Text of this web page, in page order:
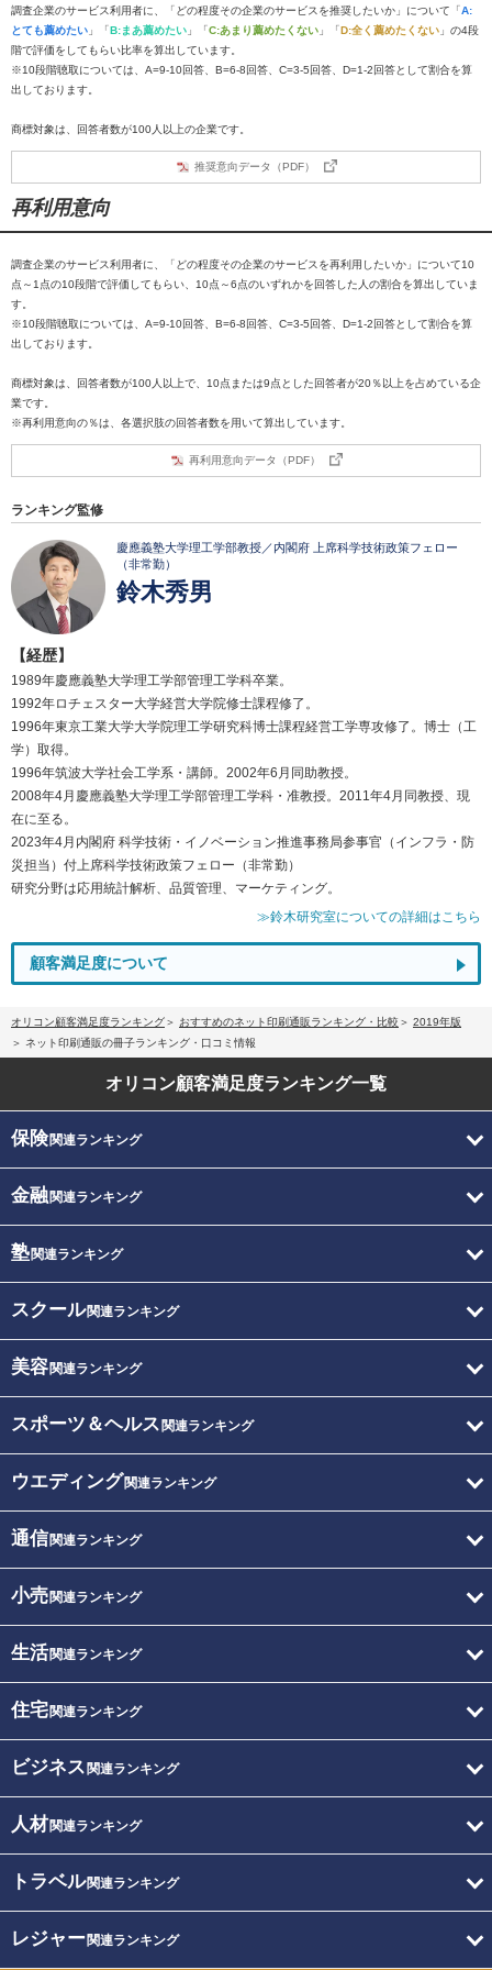
調査企業のサービス利用者に、「どの程度その企業のサービスを推奨したいか」について「A:
とても薦めたい 」「B:まあ薦めたい 」「C:あまり薦めたくない 」「D:全く薦めたくない 」の4段
階で評価をしてもらい比率を算出しています。
※10段階聴取については、A=9-10回答、B=6-8回答、C=3-5回答、D=1-2回答として割合を算
出しております。
商標対象は、回答者数が100人以上の企業です。
推奨意向データ（PDF）
再利用意向
調査企業のサービス利用者に、「どの程度その企業のサービスを再利用したいか」について10
点～1点の10段階で評価してもらい、10点～6点のいずれかを回答した人の割合を算出していま
す。
※10段階聴取については、A=9-10回答、B=6-8回答、C=3-5回答、D=1-2回答として割合を算
出しております。
商標対象は、回答者数が100人以上で、10点または9点とした回答者が20％以上を占めている企
業です。
※再利用意向の％は、各選択肢の回答者数を用いて算出しています。
再利用意向データ（PDF）
ランキング監修
慶應義塾大学理工学部教授／内閣府 上席科学技術政策フェロー
（非常勤）
鈴木秀男
【経歴】
1989年慶應義塾大学理工学部管理工学科卒業。
1992年ロチェスター大学経営大学院修士課程修了。
1996年東京工業大学大学院理工学研究科博士課程経営工学専攻修了。博士（工
学）取得。
1996年筑波大学社会工学系・講師。2002年6月同助教授。
2008年4月慶應義塾大学理工学部管理工学科・准教授。2011年4月同教授、現
在に至る。
2023年4月内閣府 科学技術・イノベーション推進事務局参事官（インフラ・防
災担当）付上席科学技術政策フェロー（非常勤）
研究分野は応用統計解析、品質管理、マーケティング。
≫鈴木研究室についての詳細はこちら
顧客満足度について
オリコン顧客満足度ランキング おすすめのネット印刷通販ランキング・比較
2019年版
ネット印刷通販の冊子ランキング・口コミ情報
オリコン顧客満足度ランキング一覧
保険関連ランキング
金融関連ランキング
塾関連ランキング
スクール関連ランキング
美容関連ランキング
スポーツ＆ヘルス 関連ランキング
ウエディング関連ランキング
通信関連ランキング
小売関連ランキング
生活関連ランキング
住宅関連ランキング
ビジネス 関連ランキング
人材関連ランキング
トラベル関連ランキング
レジャー関連ランキング